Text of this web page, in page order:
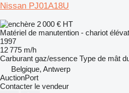
Nissan PJ01A18U
2 000 € HT
Matériel de manutention - chariot
1997
12 775 m/h
Carburant gaz/essence Type de mât
Belgique, Antwerp
AuctionPort
Contacter le vendeur